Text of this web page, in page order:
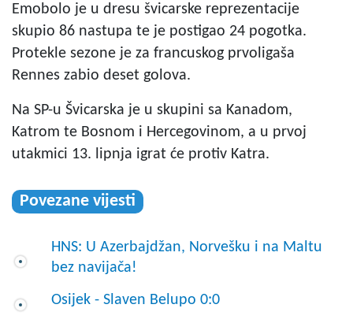
Emobolo je u dresu švicarske reprezentacije
skupio 86 nastupa te je postigao 24 pogotka.
Protekle sezone je za francuskog prvoligaša
Rennes zabio deset golova.
Na SP-u Švicarska je u skupini sa Kanadom,
Katrom te Bosnom i Hercegovinom, a u prvoj
utakmici 13. lipnja igrat će protiv Katra.
Povezane vijesti
HNS: U Azerbajdžan, Norvešku i na Maltu
bez navijača!
Osijek - Slaven Belupo 0:0